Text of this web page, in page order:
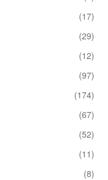
(17)
(29)
(12)
(97)
(174)
(67)
(52)
(11)
(8)